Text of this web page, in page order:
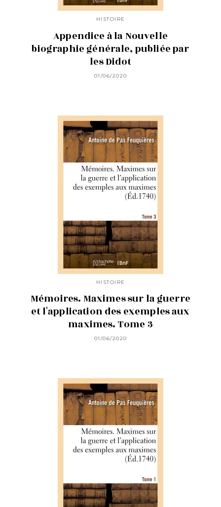
HISTOIRE
Appendice à la Nouvelle
biographie générale, publiée par
les Didot
01/06/2020
HISTOIRE
Mémoires. Maximes sur la guerre
et l'application des exemples aux
maximes. Tome 3
01/06/2020